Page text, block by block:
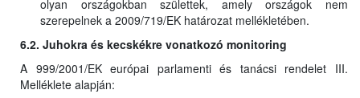
olyan országokban születtek, amely országok nem
szerepelnek a 2009/719/EK határozat mellékletében.
6.2. Juhokra és kecskékre vonatkozó monitoring
A 999/2001/EK európai parlamenti és tanácsi rendelet III.
Melléklete alapján: